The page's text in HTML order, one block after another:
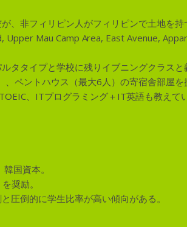
、非フィリピン人がフィリピンで土地を
Upper Mau Camp Area, East Avenue,
タタイプと学校に残りイブニングクラス
ペントハウス（最大6人）の寄宿舎部屋
、ITプログラミング＋IT英語も教えてい
国資本。
奨励。
圧倒的に学生比率が高い傾向がある。